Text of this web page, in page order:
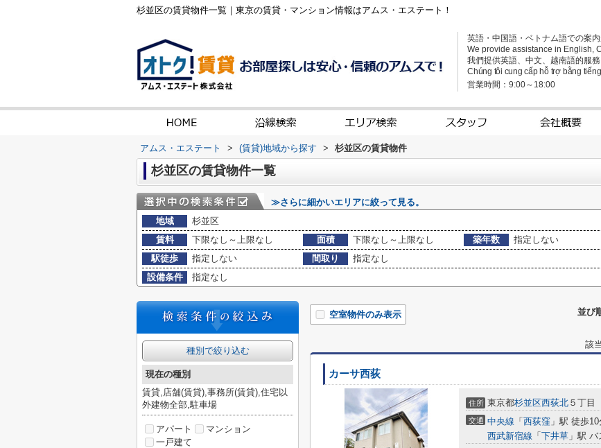
杉並区の賃貸物件一覧｜東京の賃貸・マンション情報はアムス・エステート！
英語・中国語・ベトナム語での案内
We provide assistance in English,
我們提供英語、中文、越南語的服務
Chúng tôi cung cấp hỗ trợ bằng
営業時間：9:00～18:00
アムス・エステート > (賃貸)地域から探す > 杉並区の賃貸物件
杉並区の賃貸物件一覧
≫さらに細かいエリアに絞って見る。
地域
杉並区
賃料
下限なし～上限なし 面積 下限なし～上限なし 築年数
指定しない
駅徒歩
指定しない 間取り
指定なし
設備条件
指定なし
並び
空室物件のみ表示
該
カーサ西荻
住所 東京都杉並区西荻北 ５丁目
交通 中央線 「 西荻窪 」駅 徒歩10
西武新宿線 「 下井草 」駅
種別で絞り込む
現在の種別
賃貸,店舗(賃貸),事務所(賃貸),住宅以
外建物全部,駐車場
アパート
マンション
一戸建て